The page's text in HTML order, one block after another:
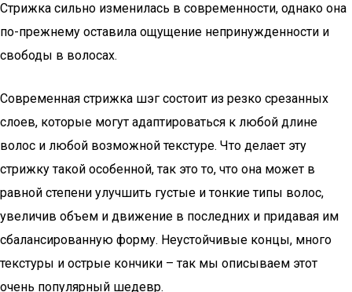
Стрижка сильно изменилась в современности, однако она
по-прежнему оставила ощущение непринужденности и
свободы в волосах.
Современная стрижка шэг состоит из резко срезанных
слоев, которые могут адаптироваться к любой длине
волос и любой возможной текстуре. Что делает эту
стрижку такой особенной, так это то, что она может в
равной степени улучшить густые и тонкие типы волос,
увеличив объем и движение в последних и придавая им
сбалансированную форму. Неустойчивые концы, много
текстуры и острые кончики – так мы описываем этот
очень популярный шедевр.